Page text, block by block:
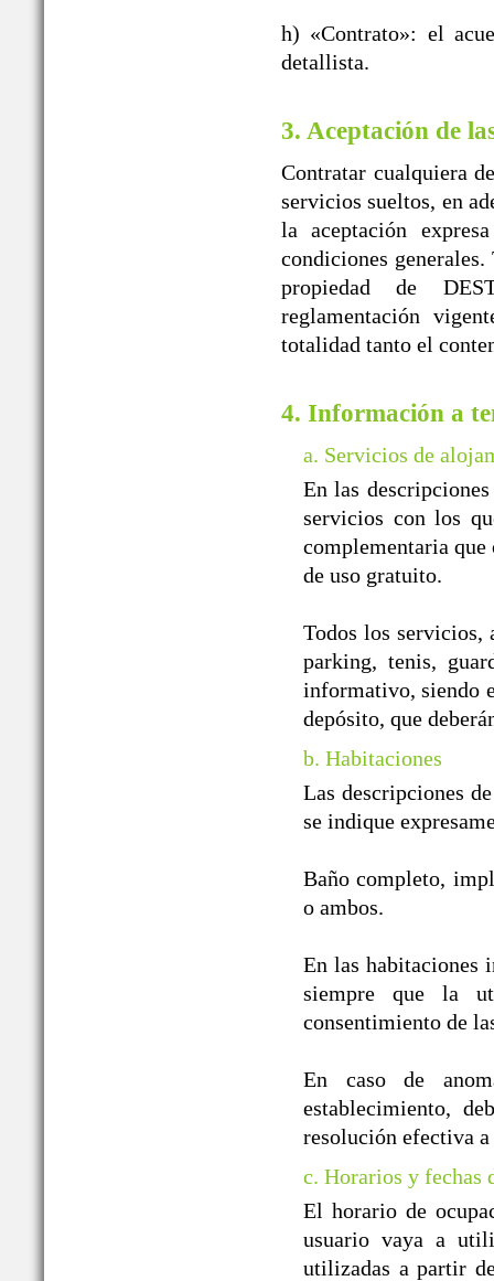
h) «Contrato»: el
detallista.
3. Aceptación de
Contratar cualquiera
servicios sueltos, en
la aceptación
condiciones
propiedad de
reglamentación
totalidad tanto el
4. Información a
a. Servicios de
En las
servicios con los
complementaria
de uso gratuito.
Todos los servicios,
parking, tenis,
informativo, siendo
depósito, que
b. Habitaciones
Las descripciones
se indique
Baño completo,
o ambos.
En las habitaciones
siempre que la
consentimiento de
En caso de
establecimiento,
resolución efectiva
c. Horarios y fechas
El horario de
usuario vaya a
utilizadas a partir